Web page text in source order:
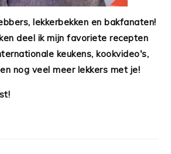
lekkerbekken en bakfanaten!
deel ik mijn favoriete recepten
keukens, kookvideo's,
nog veel meer lekkers met je!